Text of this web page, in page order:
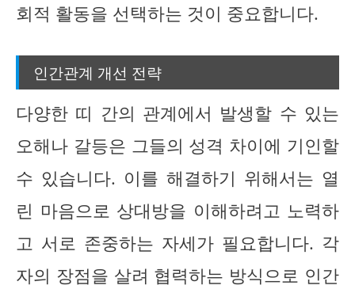
회적 활동을 선택하는 것이 중요합니다.
인간관계 개선 전략
다양한 띠 간의 관계에서 발생할 수 있는
오해나 갈등은 그들의 성격 차이에 기인할
수 있습니다. 이를 해결하기 위해서는 열
린 마음으로 상대방을 이해하려고 노력하
고 서로 존중하는 자세가 필요합니다. 각
자의 장점을 살려 협력하는 방식으로 인간